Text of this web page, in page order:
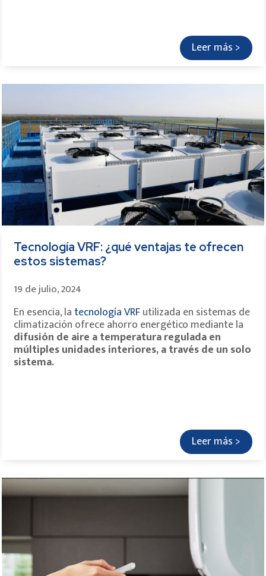
Leer más >
Tecnología VRF: ¿qué ventajas te ofrecen
estos sistemas?
19 de julio, 2024
En esencia, la tecnología VRFutilizada en sistemas de
climatización ofrece ahorro energético mediante la
difusión de aire a temperatura regulada en
múltiples unidades interiores, a través de un solo
sistema.
Leer más >